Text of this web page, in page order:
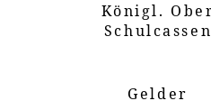
Königl.
Schulcassen
Gelder